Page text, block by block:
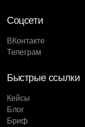
Соцсети
ВКонтакте
Телеграм
Быстрые ссылки
Кейсы
Блог
Бриф